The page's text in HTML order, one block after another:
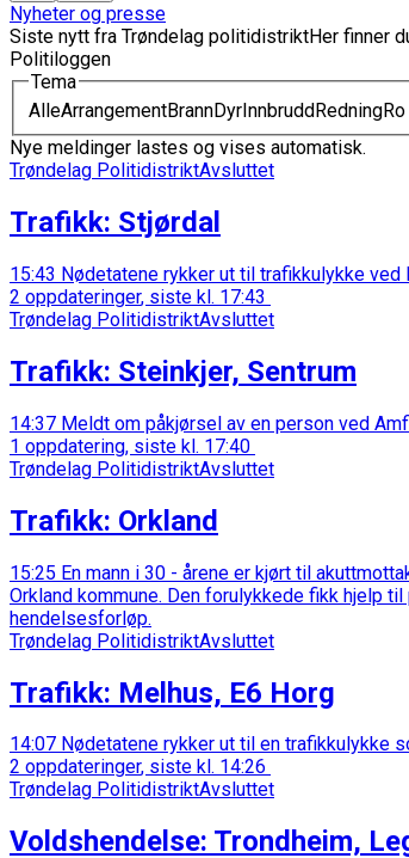
Nyheter og presse
Siste nytt fra Trøndelag politidistriktHer finner
Politiloggen
Tema
AlleArrangementBrannDyr Innbrudd Redning
Nye meldinger lastes og vises automatisk.
Trøndelag PolitidistriktAvsluttet
Trafikk: Stjørdal
15:43 Nødetatene rykker ut til trafikkulykke
2 oppdateringer, siste kl. 17:43
Trøndelag PolitidistriktAvsluttet
Trafikk: Steinkjer, Sentrum
14:37 Meldt om påkjørsel av en person ved
1 oppdatering, siste kl. 17:40
Trøndelag PolitidistriktAvsluttet
Trafikk: Orkland
15:25 En mann i 30 - årene er kjørt til
Orkland kommune. Den forulykkede fikk hjelp
hendelsesforløp.
Trøndelag PolitidistriktAvsluttet
Trafikk: Melhus, E6 Horg
14:07 Nødetatene rykker ut til en trafikkulykke
2 oppdateringer, siste kl. 14:26
Trøndelag PolitidistriktAvsluttet
Voldshendelse: Trondheim,